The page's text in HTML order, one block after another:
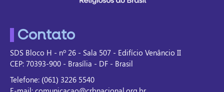
Contato
SDS Bloco H - nº 26 - Sala 507 - Edifício Venâncio II
CEP: 70393-900 - Brasília - DF - Brasil
Telefone: (061) 3226 5540